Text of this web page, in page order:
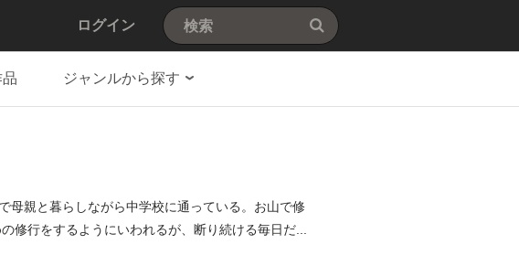
ログイン
ジャンルから探す
母親と暮らしながら中学校に通っている。お山で修
修行をするようにいわれるが、断り続ける毎日だ...